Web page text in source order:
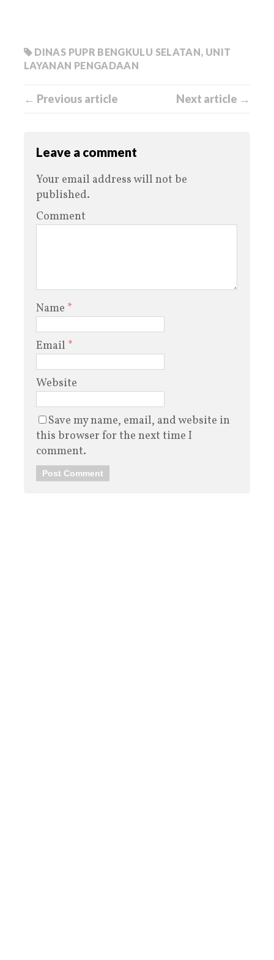
DINAS PUPR BENGKULU SELATAN, UNIT
LAYANAN PENGADAAN
← Previous article Next article →
Leave a comment
Your email address will not be
published.
Comment
Name *
Email *
Website
Save my name, email, and website in
this browser for the next time I
comment.